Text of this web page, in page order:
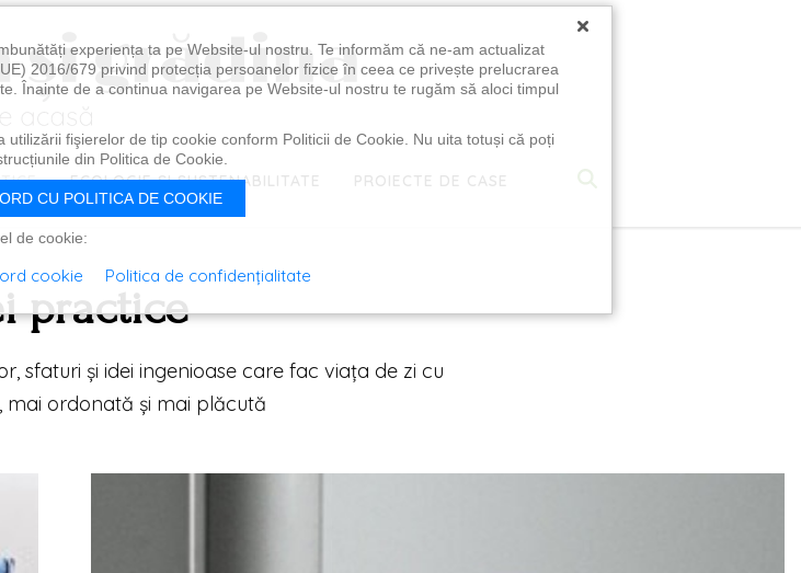
ECOLOGIE ȘI SUSTENABILITATE PROIECTE DE CASE
practice
sfaturi și idei ingenioase care fac viața de zi cu
mai ordonată și mai plăcută
×
experiența ta pe Website-ul nostru. Te informăm că ne-am actualizat
2016/679 privind protecția persoanelor fizice în ceea ce privește prelucrarea
Înainte de a continua navigarea pe Website-ul nostru te rugăm să aloci timpul
fişierelor de tip cookie conform Politicii de Cookie. Nu uita totuși că poți
din Politica de Cookie.
CU POLITICA DE COOKIE
de cookie:
cookie Politica de confidențialitate